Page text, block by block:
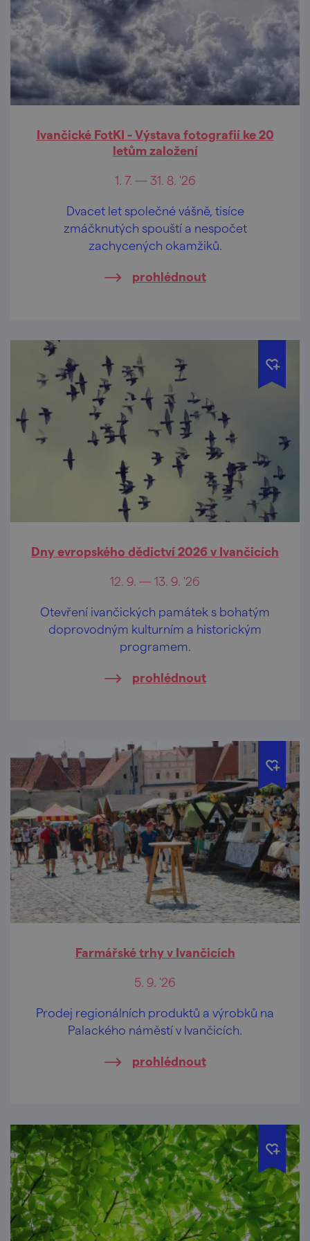
Ivančické FotKI - Výstava fotografií ke 20
letům založení
1. 7. — 31. 8. '26
Dvacet let společné vášně, tisíce
zmáčknutých spouští a nespočet
zachycených okamžiků.
prohlédnout
Dny evropského dědictví 2026 v Ivančicích
12. 9. — 13. 9. '26
Otevření ivančických památek s bohatým
doprovodným kulturním a historickým
programem.
prohlédnout
Farmářské trhy v Ivančicích
5. 9. '26
Prodej regionálních produktů a výrobků na
Palackého náměstí v Ivančicích.
prohlédnout